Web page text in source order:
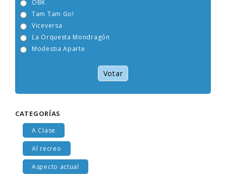
OBK
Tam Tam Go!
Viceversa
La Orquesta Mondragón
Modestia Aparte
Votar
CATEGORÍAS
A Clase
Al recreo
Aspecto actual